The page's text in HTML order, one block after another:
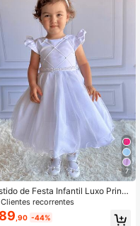
7
de Festa Infantil Luxo Princ
Brilho Tule e Aplique de Pérolas
Cores
Clientes recorrentes
89 ,90 -44%